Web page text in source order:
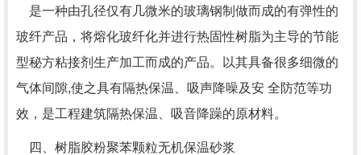
是一种由孔径仅有几微米的玻璃钢制做而成的有弹性的
玻纤产品，将熔化玻纤化并进行热固性树脂为主导的节能
型秘方粘接剂生产加工而成的产品。以其具备很多细微的
气体间隙,使之具有隔热保温、吸声降噪及安 全防范等功
效，是工程建筑隔热保温、吸音降躁的原材料。
四、树脂胶粉聚苯颗粒无机保温砂浆